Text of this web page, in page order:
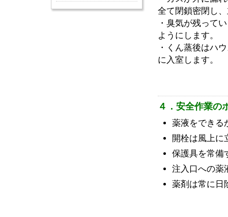
全て閉鎖密閉し
・臭気が残って
ようにします。
・くん蒸後はハ
に入室します。
４．安全作業の
薬液をできる
開栓は風上に
保護具を常備
注入口への薬
薬剤は常に日